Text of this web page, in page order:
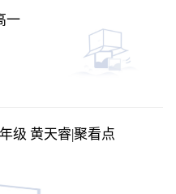
一
级 黄天睿​|聚看点